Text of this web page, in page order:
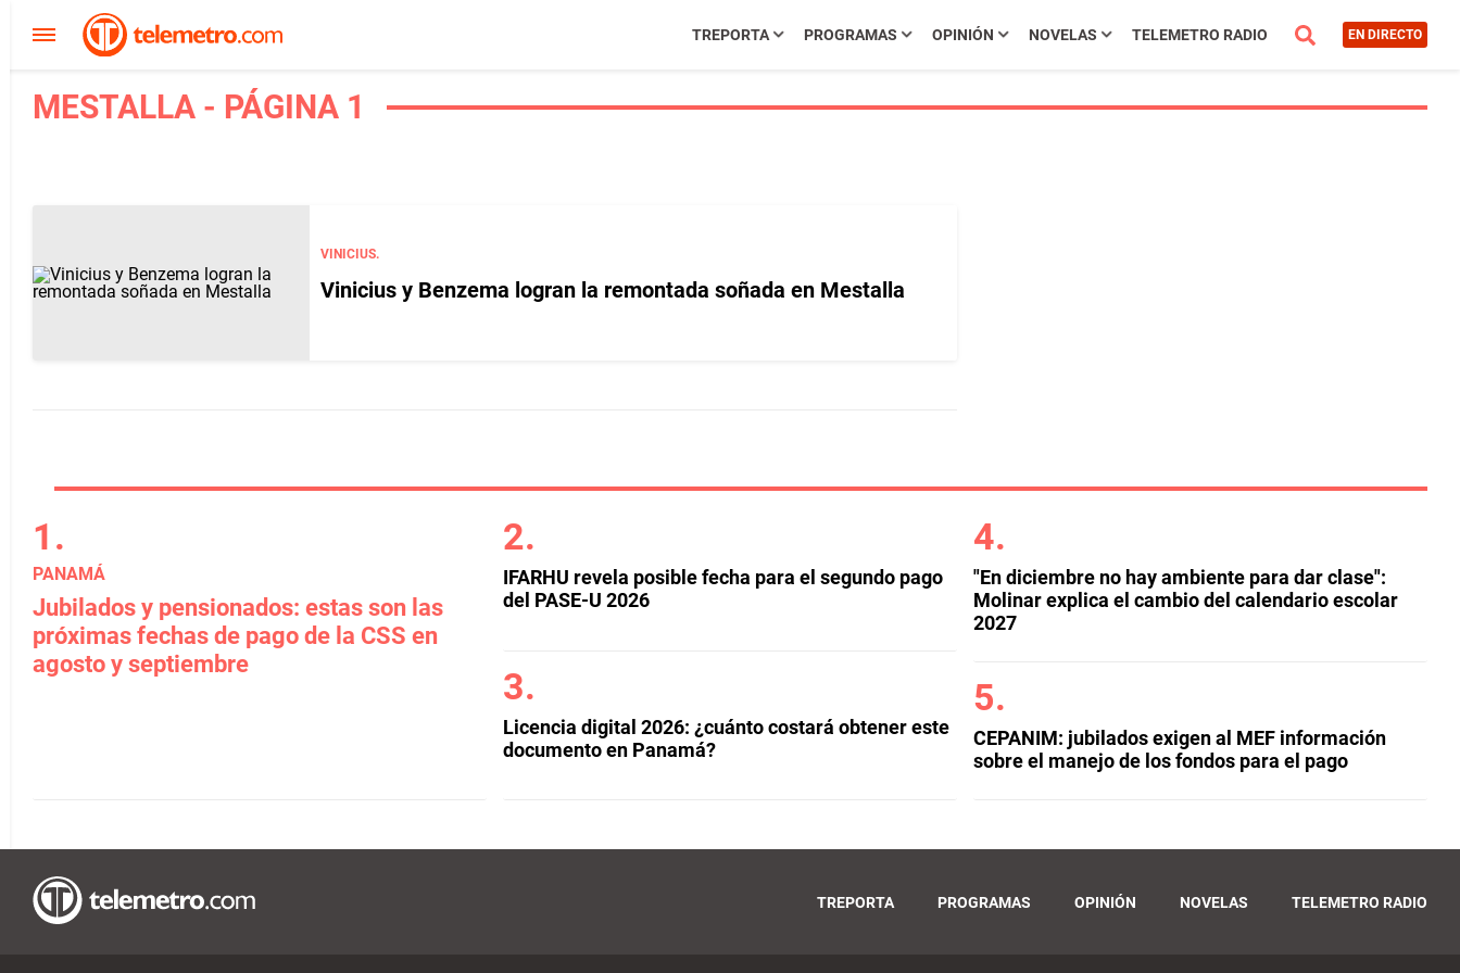
TREPORTA PROGRAMAS OPINIÓN NOVELAS TELEMETRO RADIO EN DIRECTO
MESTALLA - PÁGINA 1
VINICIUS.
Vinicius y Benzema logran la remontada soñada en Mestalla
PANAMÁ
Jubilados y pensionados: estas son las
próximas fechas de pago de la CSS en
agosto y septiembre
IFARHU revela posible fecha para el segundo pago
del PASE-U 2026
Licencia digital 2026: ¿cuánto costará obtener este
documento en Panamá?
"En diciembre no hay ambiente para dar clase":
Molinar explica el cambio del calendario escolar
2027
CEPANIM: jubilados exigen al MEF información
sobre el manejo de los fondos para el pago
TREPORTA PROGRAMAS OPINIÓN NOVELAS TELEMETRO RADIO